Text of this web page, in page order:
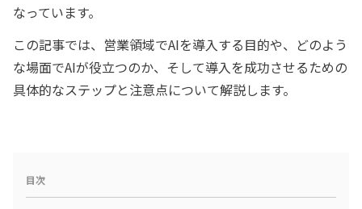
なっています。
この記事では、営業領域でAIを導入する目的や、どのよう
な場面でAIが役立つのか、そして導入を成功させるための
具体的なステップと注意点について解説します。
目次